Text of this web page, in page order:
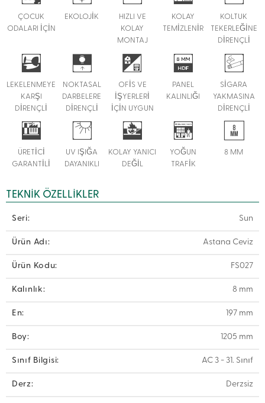
ÇOCUK
ODALARI İÇİN
EKOLOJİK
HIZLI VE
KOLAY
MONTAJ
KOLAY
TEMİZLENİR
KOLTUK
TEKERLEĞİNE
DİRENÇLİ
LEKELENMEYE
KARŞI
DİRENÇLİ
NOKTASAL
DARBELERE
DİRENÇLİ
OFİS VE
İŞYERLERİ
İÇİN UYGUN
PANEL
KALINLIĞI
SİGARA
YAKMASINA
DİRENÇLİ
ÜRETİCİ
GARANTİLİ
UV IŞIĞA
DAYANIKLI
KOLAY YANICI
DEĞİL
YOĞUN
TRAFİK
8 MM
TEKNIK ÖZELLIKLER
Seri: Sun
Ürün Adı: Astana Ceviz
Ürün Kodu: FS027
Kalınlık: 8 mm
En: 197 mm
Boy: 1205 mm
Sınıf Bilgisi: AC 3 - 31. Sınıf
Derz: Derzsiz